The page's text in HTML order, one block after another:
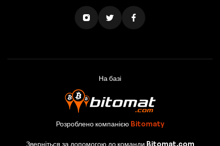
На базі
Розроблено компанією Bitomaty
Зверніться за допомогою до команди Bitomat.com